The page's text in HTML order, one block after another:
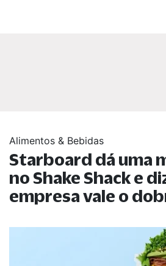
Alimentos & Bebidas
Starboard dá uma
no Shake Shack e
empresa vale o